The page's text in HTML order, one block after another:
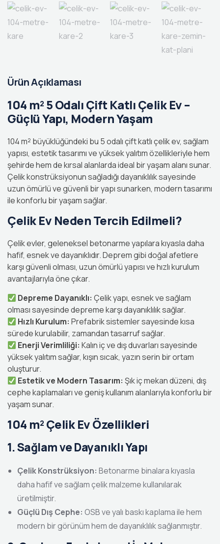
Ürün Açıklaması
104 m² 5 Odalı Çift Katlı Çelik Ev –
Güçlü Yapı, Modern Yaşam
104 m² büyüklüğündeki bu 5 odalı çift katlı çelik ev, sağlam
yapısı, estetik tasarımı ve yüksek yalıtım özellikleriyle hem
şehirde hem de kırsal alanlarda ideal bir yaşam alanı sunar.
Çelik konstrüksiyonun sağladığı dayanıklılık sayesinde
uzun ömürlü ve güvenli bir yapı sunarken, modern tasarımı
ile konforlu bir yaşam sağlar.
Çelik Ev Neden Tercih Edilmeli?
Çelik evler, geleneksel betonarme yapılara kıyasla daha
hafif, esnek ve dayanıklıdır. Deprem gibi doğal afetlere
karşı güvenli olması, uzun ömürlü yapısı ve hızlı kurulum
avantajlarıyla öne çıkar.
Depreme Dayanıklı: Çelik yapı, esnek ve sağlam
olması sayesinde depreme karşı dayanıklılık sağlar.
Hızlı Kurulum: Prefabrik sistemler sayesinde kısa
sürede kurulabilir, zamandan tasarruf sağlar.
Enerji Verimliliği: Kalın iç ve dış duvarları sayesinde
yüksek yalıtım sağlar, kışın sıcak, yazın serin bir ortam
oluşturur.
Estetik ve Modern Tasarım: Şık iç mekan düzeni, dış
cephe kaplamaları ve geniş kullanım alanlarıyla konforlu bir
yaşam sunar.
104 m² Çelik Ev Özellikleri
1. Sağlam ve Dayanıklı Yapı
Çelik Konstrüksiyon: Betonarme binalara kıyasla
daha hafif ve sağlam çelik malzeme kullanılarak
üretilmiştir.
Güçlü Dış Cephe: OSB ve yalı baskı kaplama ile hem
modern bir görünüm hem de dayanıklılık sağlanmıştır.